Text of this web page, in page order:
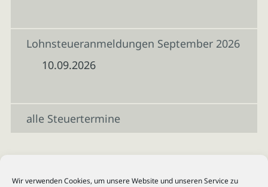
Wir verwenden Cookies, um unsere Website und unseren Service zu
Lohnsteueranmeldungen September 2026
10.09.2026
alle Steuertermine